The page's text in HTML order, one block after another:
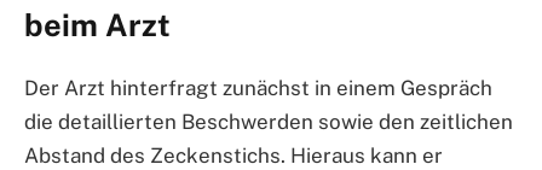
beim Arzt
Der Arzt hinterfragt zunächst in einem Gespräch
die detaillierten Beschwerden sowie den zeitlichen
Abstand des Zeckenstichs. Hieraus kann er